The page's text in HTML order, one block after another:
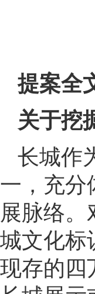
提案全
关于挖
长城作
一，充分
展脉络
城文化标
现存的四